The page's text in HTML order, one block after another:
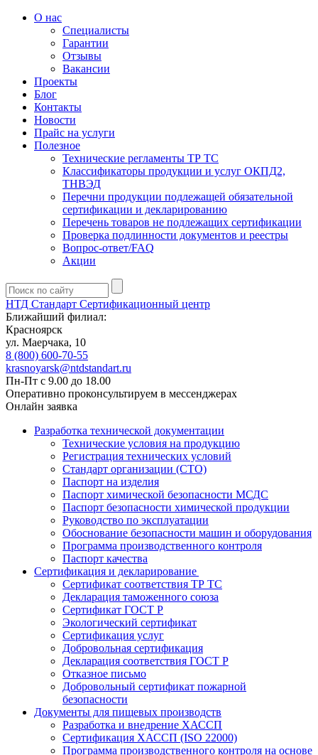
О нас
Специалисты
Гарантии
Отзывы
Вакансии
Проекты
Блог
Контакты
Новости
Прайс на услуги
Полезное
Технические регламенты ТР ТС
Классификаторы продукции и услуг ОКПД2,
ТНВЭД
Перечни продукции подлежащей обязательной
сертификации и декларированию
Перечень товаров не подлежащих сертификации
Проверка подлинности документов и реестры
Вопрос-ответ/FAQ
Акции
НТД Стандарт Сертификационный центр
Ближайший филиал:
Красноярск
ул. ​​​Маерчака, 10
8 (800) 600-70-55
krasnoyarsk@ntdstandart.ru
Пн-Пт с 9.00 до 18.00
Оперативно проконсультируем в мессенджерах
Онлайн заявка
Разработка технической документации
Технические условия на продукцию
Регистрация технических условий
Стандарт организации (СТО)
Паспорт на изделия
Паспорт химической безопасности МСДС
Паспорт безопасности химической продукции
Руководство по эксплуатации
Обоснование безопасности машин и оборудования
Программа производственного контроля
Паспорт качества
Сертификация и декларирование
Сертификат соответствия ТР ТС
Декларация таможенного союза
Сертификат ГОСТ Р
Экологический сертификат
Сертификация услуг
Добровольная сертификация
Декларация соответствия ГОСТ Р
Отказное письмо
Добровольный сертификат пожарной
безопасности
Документы для пищевых производств
Разработка и внедрение ХАССП
Сертификация ХАССП (ISO 22000)
Программа производственного контроля на основе